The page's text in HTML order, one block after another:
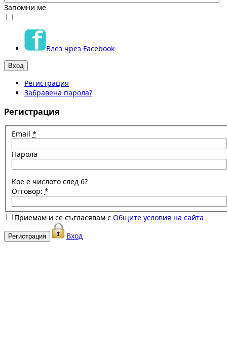
Запомни ме
Влез чрез Facebook
Регистрация
Забравена парола?
Регистрация
Email *
Парола
Кое е числото след 6?
Отговор: *
Приемам и се съгласявам с Общите условия на сайта
Вход